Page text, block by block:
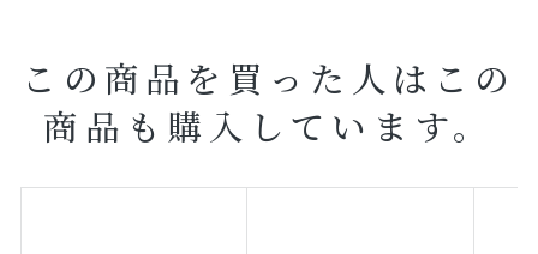
この商品を買った人はこの
商品も購入しています。